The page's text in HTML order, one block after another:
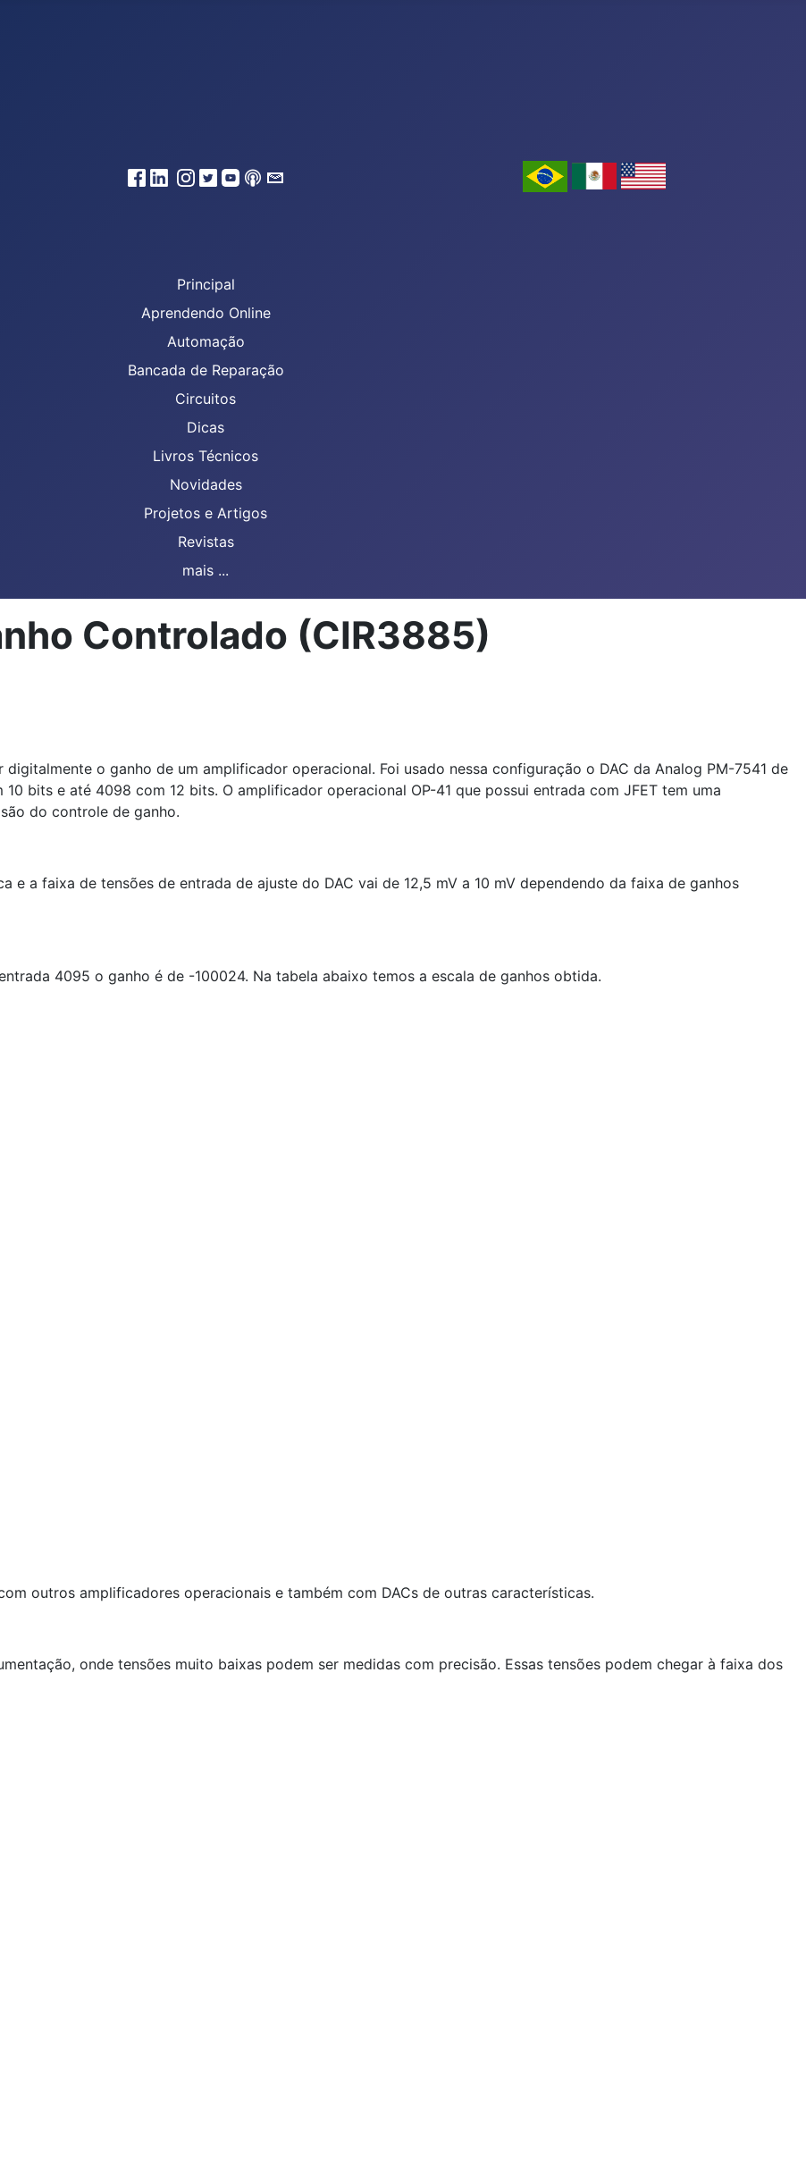
Principal
Aprendendo Online
Automação
Bancada de Reparação
Circuitos
Dicas
Livros Técnicos
Novidades
Projetos e Artigos
Revistas
mais ...
Controlado (CIR3885)
o ganho de um amplificador operacional. Foi usado nessa configuração o DAC da Analog PM-7541 de
bits e até 4098 com 12 bits. O amplificador operacional OP-41 que possui entrada com JFET tem uma
do controle de ganho.
e a faixa de tensões de entrada de ajuste do DAC vai de 12,5 mV a 10 mV dependendo da faixa de ganhos
4095 o ganho é de -100024. Na tabela abaixo temos a escala de ganhos obtida.
outros amplificadores operacionais e também com DACs de outras características.
onde tensões muito baixas podem ser medidas com precisão. Essas tensões podem chegar à faixa dos